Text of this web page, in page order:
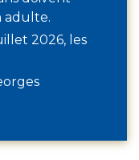
adulte.
2026, les